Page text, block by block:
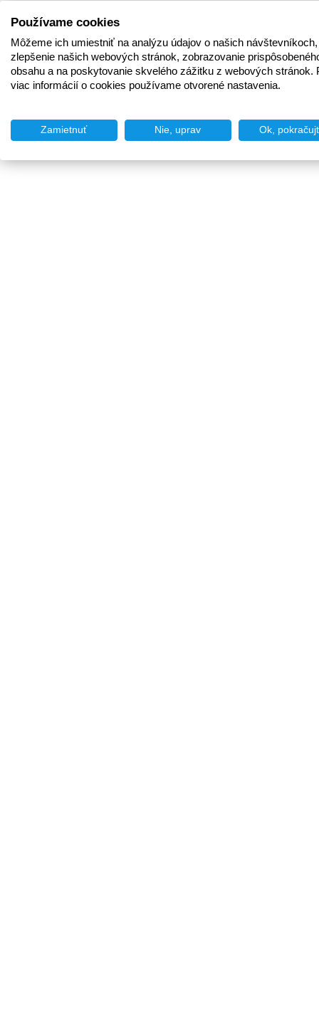
Používame cookies
Môžeme ich umiestniť na analýzu údajov o našich
zlepšenie našich webových stránok, zobrazovanie
obsahu a na poskytovanie skvelého zážitku z webových stránok.
viac informácií o cookies používame otvorené nastavenia.
Zamietnuť Nie, uprav Ok,